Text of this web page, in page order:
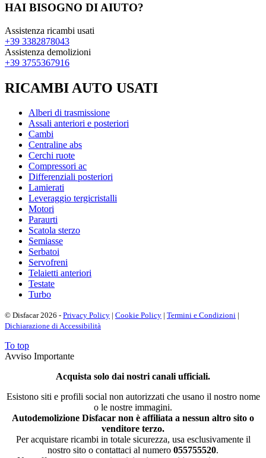
HAI BISOGNO DI AIUTO?
Assistenza ricambi usati
+39 3382878043
Assistenza demolizioni
+39 3755367916
RICAMBI AUTO USATI
Alberi di trasmissione
Assali anteriori e posteriori
Cambi
Centraline abs
Cerchi ruote
Compressori ac
Differenziali posteriori
Lamierati
Leveraggio tergicristalli
Motori
Paraurti
Scatola sterzo
Semiasse
Serbatoi
Servofreni
Telaietti anteriori
Testate
Turbo
© Disfacar 2026 - Privacy Policy | Cookie Policy | Termini e Condizioni |
Dichiarazione di Accessibilità
To top
Avviso Importante
Acquista solo dai nostri canali ufficiali.
Esistono siti e profili social non autorizzati che usano il nostro nome
o le nostre immagini.
Autodemolizione Disfacar non è affiliata a nessun altro sito o
venditore terzo.
Per acquistare ricambi in totale sicurezza, usa esclusivamente il
nostro sito o contattaci al numero 055755520.